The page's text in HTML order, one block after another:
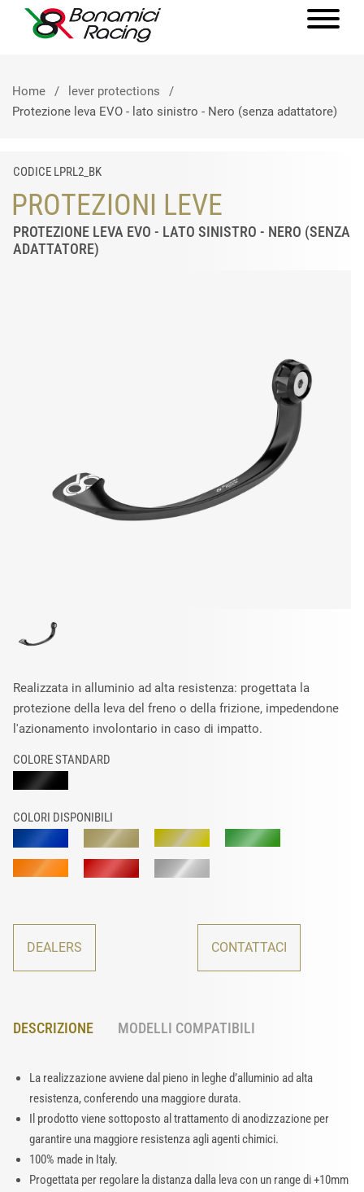
Home
lever protections
Protezione leva EVO - lato sinistro - Nero (senza adattatore)
CODICE LPRL2_BK
PROTEZIONI LEVE
PROTEZIONE LEVA EVO - LATO SINISTRO - NERO (SENZA
ADATTATORE)
Realizzata in alluminio ad alta resistenza: progettata la
protezione della leva del freno o della frizione, impedendone
l'azionamento involontario in caso di impatto.
COLORE STANDARD
COLORI DISPONIBILI
DEALERS CONTATTACI
DESCRIZIONE MODELLI COMPATIBILI
La realizzazione avviene dal pieno in leghe d’alluminio ad alta
resistenza, conferendo una maggiore durata.
Il prodotto viene sottoposto al trattamento di anodizzazione per
garantire una maggiore resistenza agli agenti chimici.
100% made in Italy.
Progettata per regolare la distanza dalla leva con un range di +10mm